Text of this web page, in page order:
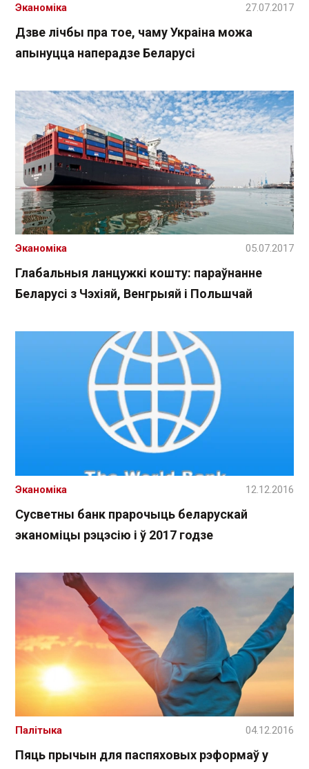
Дзве лічбы пра тое, чаму Украіна можа
апынуцца наперадзе Беларусі
Эканоміка 27.07.2017
Глабальныя ланцужкі кошту: параўнанне
Беларусі з Чэхіяй, Венгрыяй і Польшчай
Эканоміка 05.07.2017
Сусветны банк прарочыць беларускай
эканоміцы рэцэсію і ў 2017 годзе
Эканоміка 12.12.2016
Пяць прычын для паспяховых рэформаў у
Палітыка 04.12.2016